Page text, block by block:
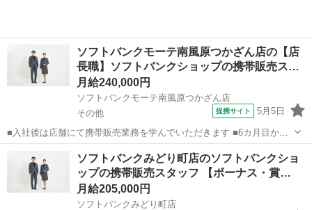
ソフトバンクモーテ南風原つかざん店の【店
長職】ソフトバンクショップの携帯販売ス…
月給240,000円
ソフトバンクモーテ南風原つかざん店
その他
提携サイト 5月5日
■入社後は店舗にて携帯販売業務を学んでいただきます ■6カ月目から
は副店長として店長の補佐として店舗運営を学んでいただきます ■1年
目からは店長として1店舗をお任せし店舗運営をお願いします ※能力
に応じて期間は異なります...
その他
ソフトバンクみどり町店のソフトバンクショ
ップの携帯販売スタッフ 【ボーナス・賞…
月給205,000円
ソフトバンクみどり町店